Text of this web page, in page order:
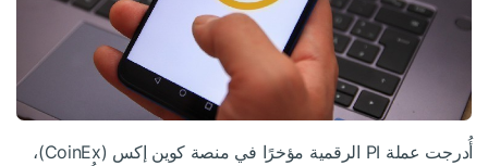
أُدرجت عملة PI الرقمية مؤخرًا في منصة كوين إكس (CoinEx)،